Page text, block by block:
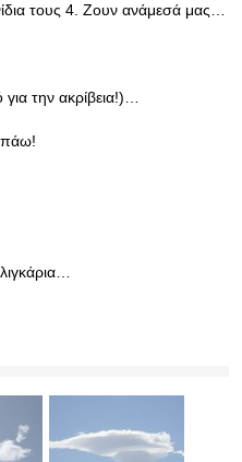
τους 4. Ζουν ανάμεσά μας…
την ακρίβεια!)…
πάω!